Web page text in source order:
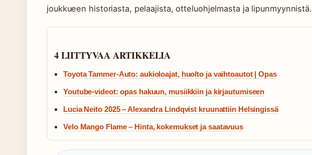
joukkueen historiasta, pelaajista, otteluohjelmasta ja lipunmyynnistä.
4 LIITTYVAA ARTIKKELIA
Toyota Tammer-Auto: aukioloajat, huolto ja vaihtoautot | Opas
Youtube-videot: opas hakuun, musiikkiin ja kirjautumiseen
Lucia Neito 2025 – Alexandra Lindqvist kruunattiin Helsingissä
Velo Mango Flame – Hinta, kokemukset ja saatavuus